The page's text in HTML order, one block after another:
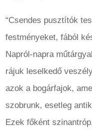
“Csendes pusztítók
festményeket, fából
Napról-napra
rájuk leselkedő
azok a bogárfajok,
szobrunk, esetleg
Ezek főként